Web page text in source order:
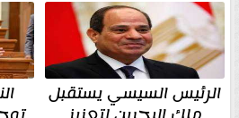
الرئيس السيسي يستقبل